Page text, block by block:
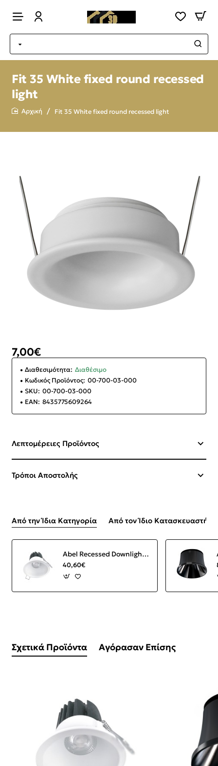
Fit 35 White fixed round recessed
light
Fit 35 White fixed round recessed light
7,00€
Διαθεσιμότητα: Διαθέσιμο
Κωδικός Προϊόντος: 00-700-03-000
SKU: 00-700-03-000
EAN: 8435775609264
Λεπτομέρειες Προϊόντος
Τρόποι Αποστολής
Από την Ίδια Κατηγορία Από τον Ίδιο Κατασκευαστή
Abel Recessed Downlight LED 12W 3000K 1000 lm Round White IP44
40,60€
Σχετικά Προϊόντα Αγόρασαν Επίσης